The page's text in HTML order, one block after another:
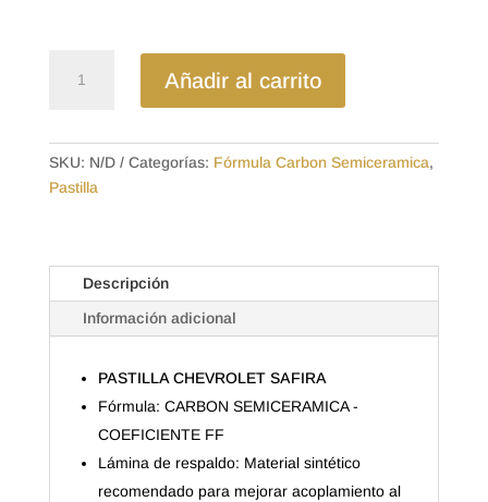
$28.00
SEMICERAMICA
CHEVROLET
SAFIRA
Añadir al carrito
SKU: N/D Categorías: Fórmula Carbon Semiceramica,
Pastilla
Descripción
Información adicional
PASTILLA CHEVROLET SAFIRA
Fórmula: CARBON SEMICERAMICA -
COEFICIENTE FF
Lámina de respaldo: Material sintético
recomendado para mejorar acoplamiento al